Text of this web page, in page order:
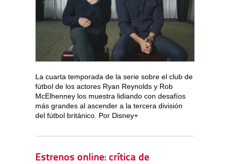
La cuarta temporada de la serie sobre el club de
fútbol de los actores Ryan Reynolds y Rob
McElhenney los muestra lidiando con desafíos
más grandes al ascender a la tercera división
del fútbol británico. Por Disney+
Estrenos online: crítica de